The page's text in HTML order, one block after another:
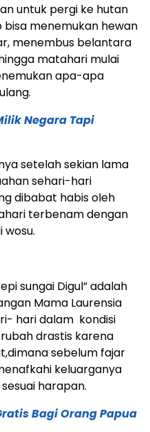
untuk pergi ke hutan
menemukan hewan
menembus belantara
matahari mulai
apa-apa
Negara Tapi
setelah sekian lama
sehari-hari
dibabat habis oleh
terbenam dengan
wosu.
sungai Digul” adalah
Mama Laurensia
hari dalam kondisi
drastis karena
sebelum fajar
keluarganya
harapan.
Bagi Orang Papua